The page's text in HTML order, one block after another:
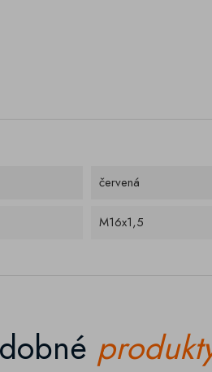
červená
M16x1,5